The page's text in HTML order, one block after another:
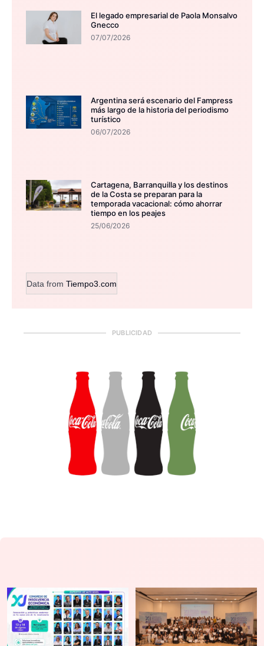
El legado empresarial de Paola Monsalvo
Gnecco
07/07/2026
Argentina será escenario del Fampress
más largo de la historia del periodismo
turístico
06/07/2026
Cartagena, Barranquilla y los destinos
de la Costa se preparan para la
temporada vacacional: cómo ahorrar
tiempo en los peajes
25/06/2026
Data from Tiempo3.com
PUBLICIDAD